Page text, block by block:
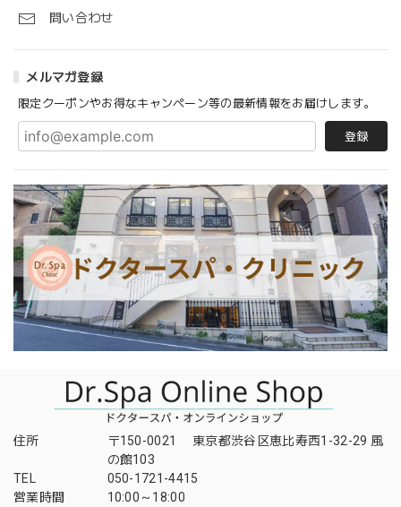
問い合わせ
メルマガ登録
限定クーポンやお得なキャンペーン等の最新情報をお届けします。
登録
住所
〒150-0021 東京都渋谷区恵比寿西1-32-29 風
の館103
TEL
050-1721-4415
営業時間
10:00～18:00